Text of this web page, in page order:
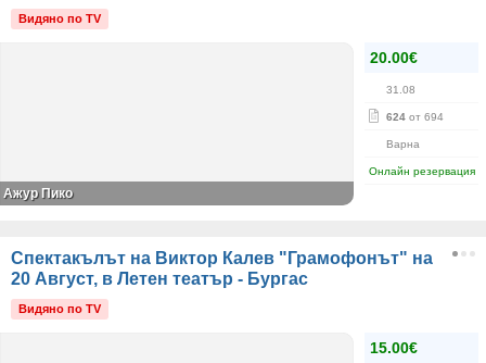
Видяно по TV
20.00€
31.08
624 от 694
Варна
Онлайн резервация
Ажур Пико
Спектакълът на Виктор Калев "Грамофонът" на
20 Август, в Летен театър - Бургас
Видяно по TV
15.00€